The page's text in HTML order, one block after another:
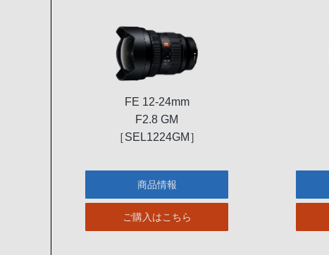
FE 12-24mm
F2.8 GM
［SEL1224GM］
商品情報
ご購入はこちら